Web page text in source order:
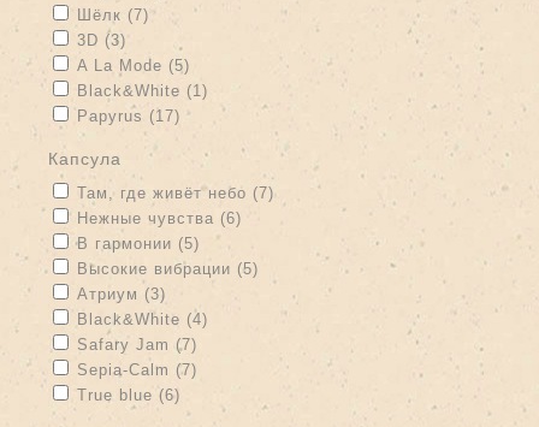
Apply Шёлк filter
Шёлк (7) Apply Шёлк filter
Apply 3D filter
3D (3)
Apply A La Mode filter
A La Mode (5) Apply A La Mode filter
Apply Black&White filter
Black&White (1)
Apply Papyrus filter
Papyrus (17) Apply Papyrus filter
капсула
Apply Там, где живёт небо filter
Там, где живёт небо (7) Apply Там, где живёт небо filter
Apply Нежные чувства filter
Нежные чувства (6) Apply Нежные чувства filter
Apply В гармонии filter
В гармонии (5) Apply В гармонии filter
Apply Высокие вибрации filter
Высокие вибрации (5) Apply Высокие вибрации filter
Apply Атриум filter
Атриум (3) Apply Атриум filter
Apply Black&White filter
Black&White (4) Apply Black&White filter
Apply Safary Jam filter
Safary Jam (7)
Apply Sepia-Calm filter
Sepia-Calm (7) Apply Sepia-Calm filter
Apply True blue filter
True blue (6)